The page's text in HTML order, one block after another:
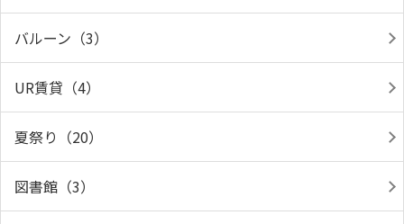
バルーン（3）
UR賃貸（4）
夏祭り（20）
図書館（3）